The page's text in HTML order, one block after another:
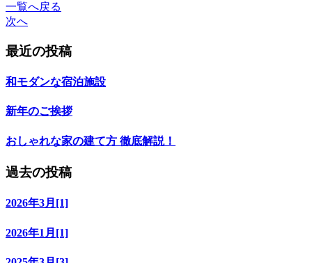
一覧へ戻る
次へ
最近の投稿
和モダンな宿泊施設
新年のご挨拶
おしゃれな家の建て方 徹底解説！
過去の投稿
2026年3月[1]
2026年1月[1]